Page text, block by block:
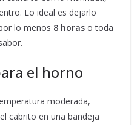
Lo ideal es dejarlo
lo menos 8 horas o toda
el horno
moderada,
cabrito en una bandeja